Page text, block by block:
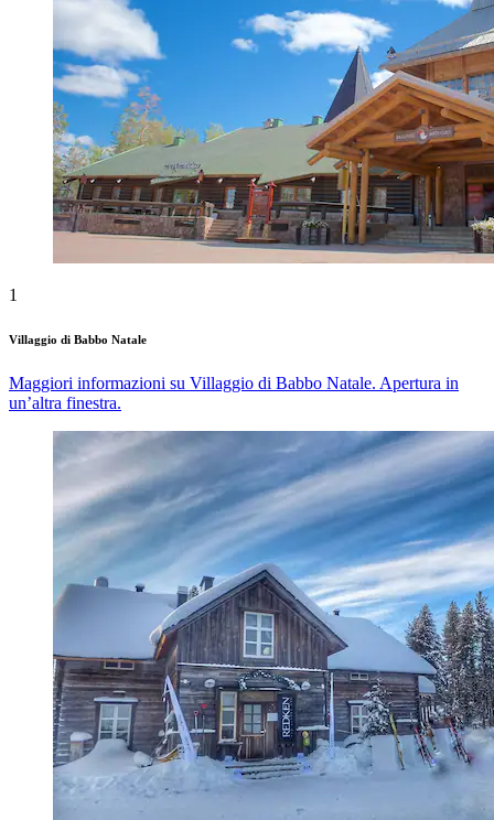
1
Villaggio di Babbo Natale
Maggiori informazioni su Villaggio di Babbo Natale. Apertura in
un’altra finestra.